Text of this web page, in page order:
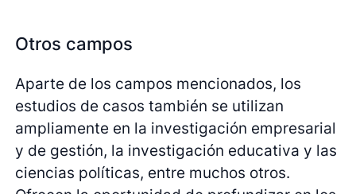
Otros campos
Aparte de los campos mencionados, los
estudios de casos también se utilizan
ampliamente en la investigación empresarial
y de gestión, la investigación educativa y las
ciencias políticas, entre muchos otros.